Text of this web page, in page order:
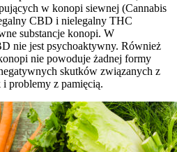
w konopi siewnej (Cannabis
CBD i nielegalny THC
substancje konopi. W
nie jest psychoaktywny. Również
nie powoduje żadnej formy
skutków związanych z
problemy z pamięcią.